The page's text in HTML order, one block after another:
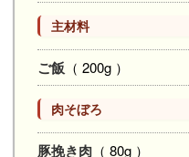
主材料
ご飯 （ 200g ）
肉そぼろ
豚挽き肉 （ 80g ）